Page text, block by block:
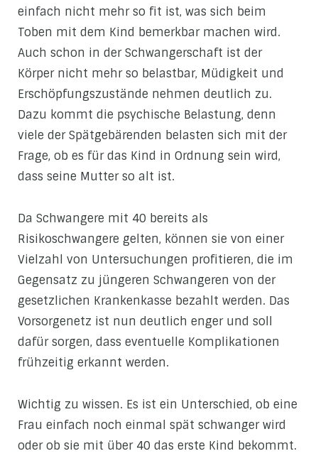
einfach nicht mehr so fit ist, was sich beim
Toben mit dem Kind bemerkbar machen wird.
Auch schon in der Schwangerschaft ist der
Körper nicht mehr so belastbar, Müdigkeit und
Erschöpfungszustände nehmen deutlich zu.
Dazu kommt die psychische Belastung, denn
viele der Spätgebärenden belasten sich mit der
Frage, ob es für das Kind in Ordnung sein wird,
dass seine Mutter so alt ist.
Da Schwangere mit 40 bereits als
Risikoschwangere gelten, können sie von einer
Vielzahl von Untersuchungen profitieren, die im
Gegensatz zu jüngeren Schwangeren von der
gesetzlichen Krankenkasse bezahlt werden. Das
Vorsorgenetz ist nun deutlich enger und soll
dafür sorgen, dass eventuelle Komplikationen
frühzeitig erkannt werden.
Wichtig zu wissen. Es ist ein Unterschied, ob eine
Frau einfach noch einmal spät schwanger wird
oder ob sie mit über 40 das erste Kind bekommt.